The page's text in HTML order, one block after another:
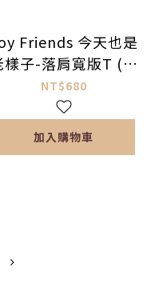
Friends 今天也是
樣子-落肩寬版T (短
袖)
NT$680
加入購物車